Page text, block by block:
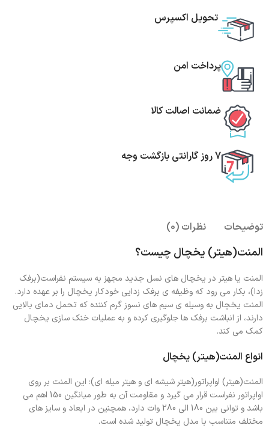
تحویل اکسپرس
پرداخت امن
ضمانت اصالت کالا
7 روز گارانتی بازگشت وجه
توضیحات نظرات (0)
المنت(هیتر) یخچال چیست؟
المنت یا هیتر در یخچال های نسل جدید مجهز به سیستم نفراست(برفک
زدا)، بکار می رود که وظیفه ی برفک زدایی خودکار یخچال را بر عهده دارد.
المنت یخچال به وسیله ی سیم های نسوز گرم کننده که تحمل دمای بالایی
دارند، از انباشت برفک ها جلوگیری کرده و به عملیات خنک سازی یخچال
کمک می کند.
انواع المنت(هیتر) یخچال
المنت(هیتر) اواپراتور(هیتر شیشه ای و هیتر میله ای): این المنت بر روی
اواپراتور نفراست قرار می گیرد و مقاومت آن به طور میانگین 150 اهم می
باشد و توانی بین 180 الی 280 وات دارد، همچنین در ابعاد و سایز های
مختلف متناسب با مدل یخچال تولید شده است.